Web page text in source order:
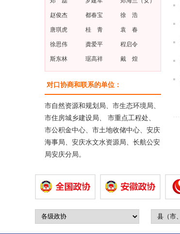
赵俊杰 都春宝 徐 浩
唐琪虎 桂 青 袁 春
徐思伟 龚爱平 程启令
斯东林 琚高祥 戴 煌
对口协商和联系的单位：
市自然资源和规划局、市生态环境局、
市住房城乡建设局、 市重点工程处、
市公积金中心、市土地收储中心、安庆
海事局、安庆水文水资源局、长航公安
局安庆分局。